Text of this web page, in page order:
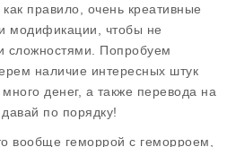
правило, очень креативные
модификации, чтобы не
сложностями. Попробуем
наличие интересных штук
денег, а также перевода на
по порядку!
вообще геморрой с геморроем,